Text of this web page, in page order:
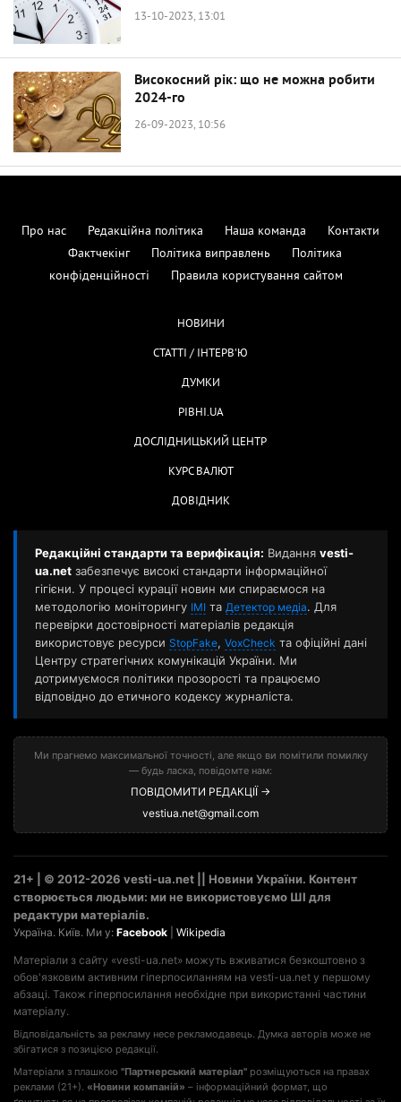
13-10-2023, 13:01
Високосний рік: що не можна робити
2024-го
26-09-2023, 10:56
Про нас Редакційна політика Наша команда
Контакти
Фактчекінг
Політика виправлень
Політика
конфіденційності
Правила користування сайтом
НОВИНИ
СТАТТІ / ІНТЕРВ'Ю
ДУМКИ
РІВНІ.UA
ДОСЛІДНИЦЬКИЙ ЦЕНТР
КУРС ВАЛЮТ
ДОВІДНИК
Редакційні стандарти та верифікація: Видання vesti-
ua.net забезпечує високі стандарти інформаційної
гігієни. У процесі курації новин ми спираємося на
методологію моніторингу ІМІ та Детектор медіа. Для
перевірки достовірності матеріалів редакція
використовує ресурси StopFake, VoxCheck та офіційні дані
Центру стратегічних комунікацій України. Ми
дотримуємося політики прозорості та працюємо
відповідно до етичного кодексу журналіста.
Ми прагнемо максимальної точності, але якщо ви помітили помилку
— будь ласка, повідомте нам:
ПОВІДОМИТИ РЕДАКЦІЇ →
vestiua.net@gmail.com
21+ | © 2012-2026 vesti-ua.net || Новини України. Контент
створюється людьми: ми не використовуємо ШІ для
редактури матеріалів.
Україна. Київ. Ми у: Facebook Wikipedia
Матеріали з сайту «vesti-ua.net» можуть вживатися безкоштовно з
обов'язковим активним гіперпосиланням на vesti-ua.net у першому
абзаці. Також гіперпосилання необхідне при використанні частини
матеріалу.
Відповідальність за рекламу несе рекламодавець. Думка авторів може не
збігатися з позицією редакції.
Матеріали з плашкою "Партнерський матеріал" розміщуються на правах
реклами (21+). «Новини компаній» – інформаційний формат, що